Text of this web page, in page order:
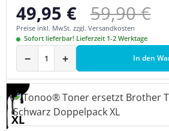
Verkaufspreis:
49,95 € Regulärer
59,90 €
Preise inkl. MwSt. zzgl. Versandkosten
Sofort lieferbar! Lieferzeit 1-2 Werktage
− + In den
XL